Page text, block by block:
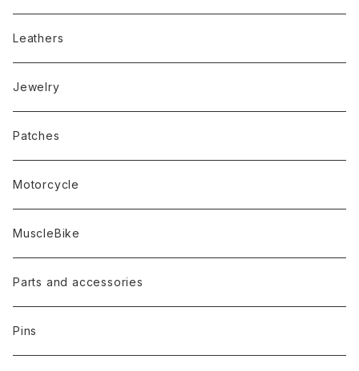
Leathers
Jewelry
Patches
Motorcycle
MuscleBike
Parts and accessories
Pins